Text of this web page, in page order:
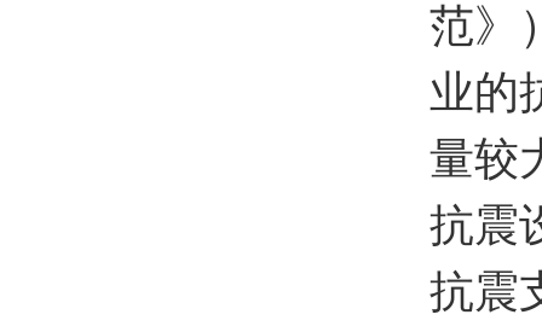
范》
业的
量较
抗震
抗震